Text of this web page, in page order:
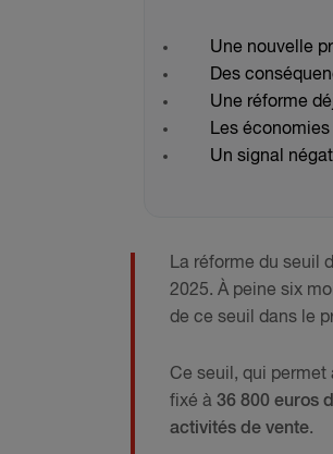
Une nouvelle
Des
Une réforme
Les
Un signal
La réforme du seuil
2025. À peine six
de ce seuil dans le
Ce seuil, qui permet
fixé à 36 800 euros
activités de vente.